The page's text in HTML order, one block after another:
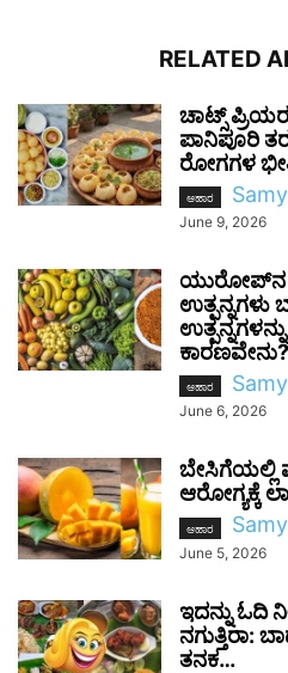
RELATED
ಚಾಟ್ಸ್
ಪಾನಿಪೂರಿ
ರೋಗಗಳ
ಆಹಾರ
June 9, 2026
ಯುರೋಪ್‌ನ
ಉತ್ಪನ್ನಗಳು
ಕಾರಣವೇನು?
ಆಹಾರ
June 6, 2026
ಬೇಸಿಗೆಯಲ್ಲಿ
ಆರೋಗ್ಯಕ್ಕೆ
ಆಹಾರ
June 5, 2026
ಇದನ್ನು ಓದಿ
ನಗುತ್ತಿರಾ:
ತನಕ…